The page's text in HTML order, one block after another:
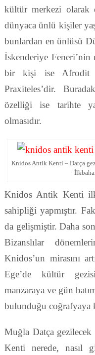
kültür merkezi olarak
dünyaca ünlü kişiler
bunlardan en ünlüsü
İskenderiye Feneri’nin
bir kişi ise Afrodit
Praxiteles’dir.
özelliği ise tarihte
olmasıdır.
Knidos Antik Kenti – Datça
Knidos Antik Kenti
sahipliği yapmıştır.
da gelişmiştir. Daha
Bizanslılar
Knidos’un mirasını
Ege’de kültür
manzaraya ve gün
bulunduğu coğrafyaya
Muğla Datça
Kenti nerede, nasıl